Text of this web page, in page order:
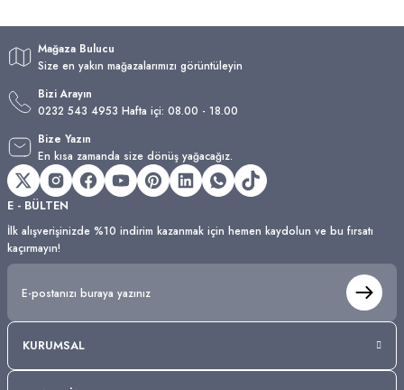
Mağaza Bulucu
Size en yakın mağazalarımızı görüntüleyin
Bizi Arayın
0232 543 4953 Hafta içi: 08.00 - 18.00
Bize Yazın
En kısa zamanda size dönüş yağacağız.
KURUMSAL
E - BÜLTEN
İlk alışverişinizde %10 indirim kazanmak için hemen kaydolun ve bu fırsatı
kaçırmayın!